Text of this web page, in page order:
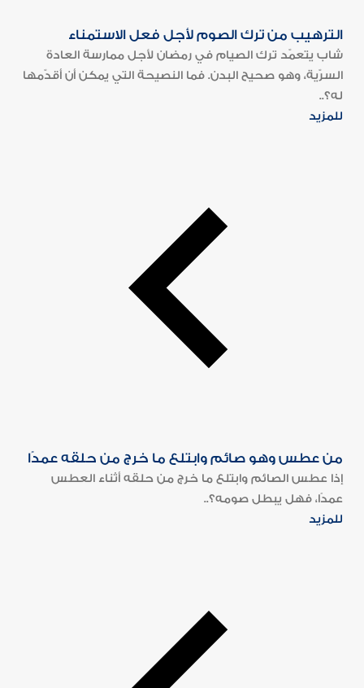
الترهيب من ترك الصوم لأجل فعل الاستمناء
شاب يتعمّد ترك الصيام في رمضان لأجل ممارسة العادة
السرّية، وهو صحيح البدن. فما النصيحة التي يمكن أن أقدّمها
له؟..
للمزيد
من عطس وهو صائم وابتلع ما خرج من حلقه عمدًا
إذا عطس الصائم وابتلع ما خرج من حلقه أثناء العطس
عمدًا، فهل يبطل صومه؟..
للمزيد